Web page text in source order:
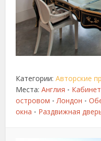
Категории:Авторские
Места:Англия • Кабинет
островом • Лондон •
окна • Раздвижная